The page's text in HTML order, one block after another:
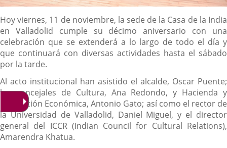
Descripción
Hoy viernes, 11 de noviembre, la sede de la Casa de la India
en Valladolid cumple su décimo aniversario con una
celebración que se extenderá a lo largo de todo el día y
que continuará con diversas actividades hasta el sábado
por la tarde.
Al acto institucional han asistido el alcalde, Oscar Puente;
los concejales de Cultura, Ana Redondo, y Hacienda y
Promoción Económica, Antonio Gato; así como el rector de
la Universidad de Valladolid, Daniel Miguel, y el director
general del ICCR (Indian Council for Cultural Relations),
Amarendra Khatua.